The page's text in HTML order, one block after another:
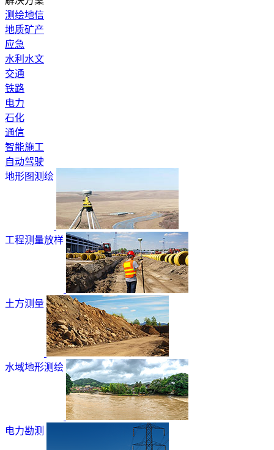
测绘地信
地质矿产
应急
水利水文
交通
铁路
电力
石化
通信
智能施工
自动驾驶
地形图测绘
工程测量放样
土方测量
水域地形测绘
电力勘测